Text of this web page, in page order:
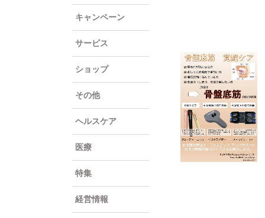
キャンペーン
サービス
ショップ
その他
ヘルスケア
医療
特集
経営情報